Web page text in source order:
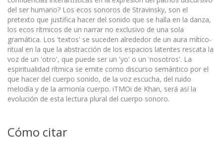
del ser humano? Los ecos sonoros de Stravinsky, son el
pretexto que justifica hacer del sonido que se halla en la danza,
los ecos rítmicos de un narrar no exclusivo de una sola
gramática. Los 'textos' se suceden alrededor de un aura mítico-
ritual en la que la abstracción de los espacios latentes rescata la
voz de un 'otro', que puede ser un 'yo' o un 'nosotros'. La
espiritualidad rítmica se emite como discurso semántico por el
que hacer del cuerpo sonido, de la voz escucha, del ruido
melodía y de la armonía cuerpo. iTMOi de Khan, será así la
evolución de esta lectura plural del cuerpo sonoro.
Cómo citar